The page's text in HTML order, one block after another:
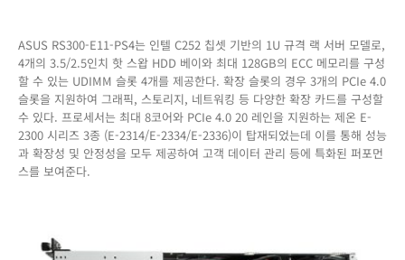
3
종
출
시
ASUS RS300-E11-PS4는 인텔 C252 칩셋 기반의 1U 규격 랙 서버 모델로,
4개의 3.5/2.5인치 핫 스왑 HDD 베이와 최대 128GB의 ECC 메모리를 구성
할 수 있는 UDIMM 슬롯 4개를 제공한다. 확장 슬롯의 경우 3개의 PCIe 4.0
슬롯을 지원하여 그래픽, 스토리지, 네트워킹 등 다양한 확장 카드를 구성할
수 있다. 프로세서는 최대 8코어와 PCIe 4.0 20 레인을 지원하는 제온 E-
2300 시리즈 3종 (E-2314/E-2334/E-2336)이 탑재되었는데 이를 통해 성능
과 확장성 및 안정성을 모두 제공하여 고객 데이터 관리 등에 특화된 퍼포먼
스를 보여준다.